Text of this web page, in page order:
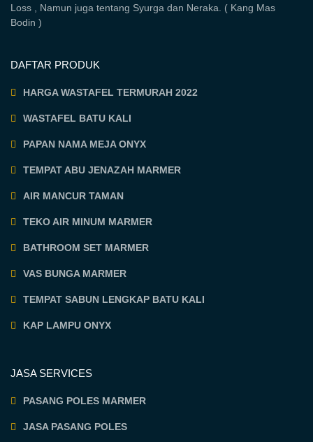
Loss , Namun juga tentang Syurga dan Neraka. ( Kang Mas
Bodin )
DAFTAR PRODUK
HARGA WASTAFEL TERMURAH 2022
WASTAFEL BATU KALI
PAPAN NAMA MEJA ONYX
TEMPAT ABU JENAZAH MARMER
AIR MANCUR TAMAN
TEKO AIR MINUM MARMER
BATHROOM SET MARMER
VAS BUNGA MARMER
TEMPAT SABUN LENGKAP BATU KALI
KAP LAMPU ONYX
JASA SERVICES
PASANG POLES MARMER
JASA PASANG POLES